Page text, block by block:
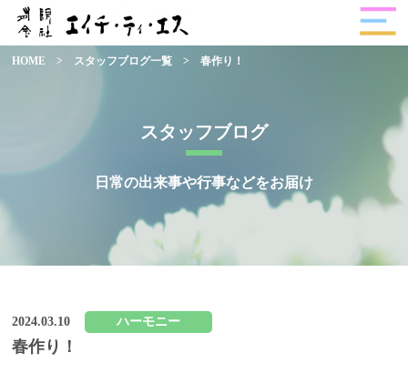
スタッフブログ
日常の出来事や行事などをお届け
HOME > スタッフブログ一覧 > 春作り！
2024.03.10 ハーモニー
春作り！